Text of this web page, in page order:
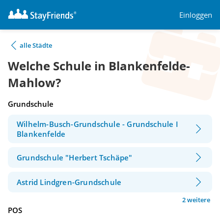
Einloggen
alle Städte
Welche Schule in Blankenfelde-
Mahlow?
Grundschule
Wilhelm-Busch-Grundschule - Grundschule I
Blankenfelde
Grundschule "Herbert Tschäpe"
Astrid Lindgren-Grundschule
2 weitere
POS